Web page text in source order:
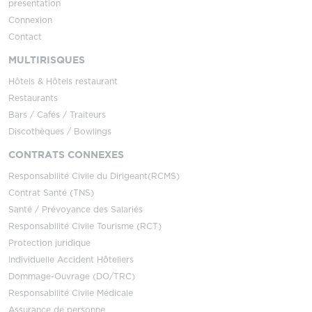
presentation
Connexion
Contact
MULTIRISQUES
Hôtels & Hôtels restaurant
Restaurants
Bars / Cafés / Traiteurs
Discothèques / Bowlings
CONTRATS CONNEXES
Responsabilité Civile du Dirigeant(RCMS)
Contrat Santé (TNS)
Santé / Prévoyance des Salariés
Responsabilité Civile Tourisme (RCT)
Protection juridique
Individuelle Accident Hôteliers
Dommage-Ouvrage (DO/TRC)
Responsabilité Civile Médicale
Assurance de personne